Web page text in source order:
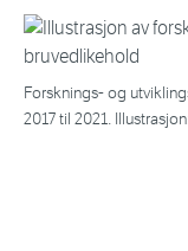
Forsknings- og
2017 til 2021.